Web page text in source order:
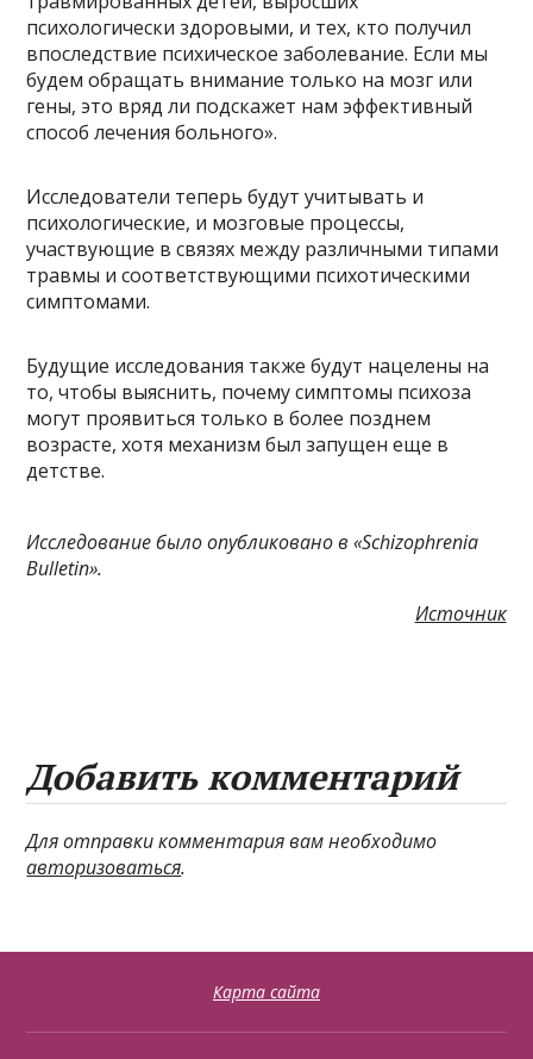
психологически здоровыми, и тех, кто получил
впоследствие психическое заболевание. Если мы
будем обращать внимание только на мозг или
гены, это вряд ли подскажет нам эффективный
способ лечения больного».
Исследователи теперь будут учитывать и
психологические, и мозговые процессы,
участвующие в связях между различными типами
травмы и соответствующими психотическими
симптомами.
Будущие исследования также будут нацелены на
то, чтобы выяснить, почему симптомы психоза
могут проявиться только в более позднем
возрасте, хотя механизм был запущен еще в
детстве.
Исследование было опубликовано в «Schizophrenia
Bulletin».
Источник
Добавить комментарий
Для отправки комментария вам необходимо
авторизоваться.
Карта сайта